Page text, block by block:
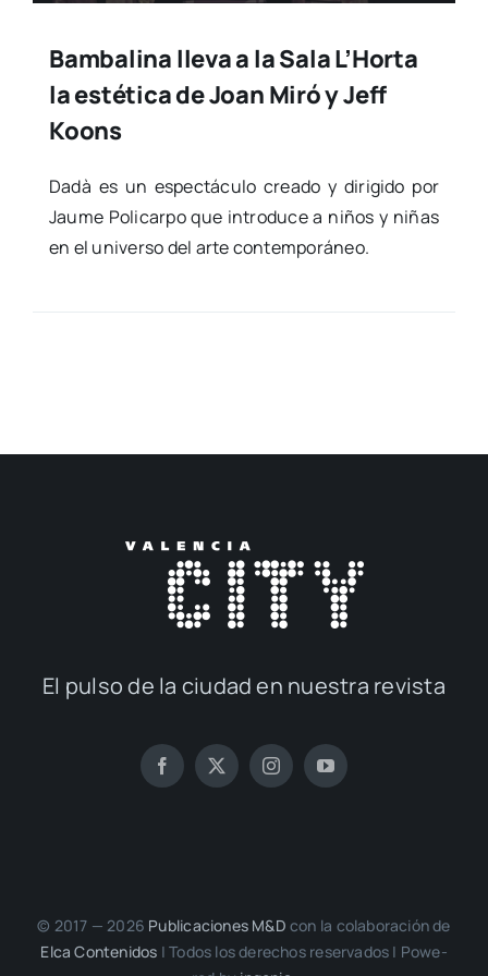
Bambalina lleva a la Sala L’Horta
la estética de Joan Miró y Jeff
Koons
Dadà es un espec­tácu­lo crea­do y diri­gi­do por
Jau­me Poli­car­po que intro­du­ce a niños y niñas
en el uni­ver­so del arte con­tem­po­rá­neo.
El pul­so de la ciu­dad en nues­tra revis­ta
© 2017 — 2026 Publi­ca­cio­nes M&D con la cola­bo­ra­ción de
Elca Con­te­ni­dos | Todos los dere­chos reser­va­dos | Powe­